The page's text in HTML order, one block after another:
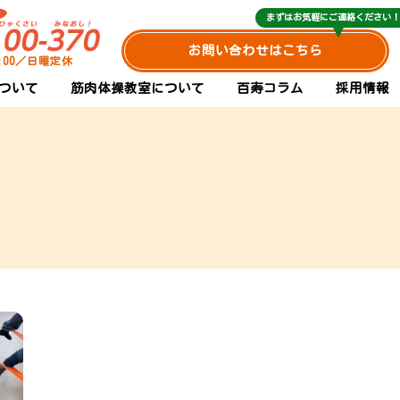
／日曜定休
まずはお気軽にご連絡ください！
お問い合わせはこちら
いて 筋肉体操教室について 百寿コラム 採用情報